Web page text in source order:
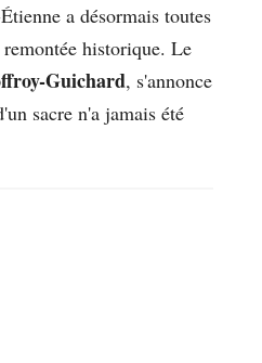
a désormais toutes
historique. Le
Guichard, s'annonce
sacre n'a jamais été